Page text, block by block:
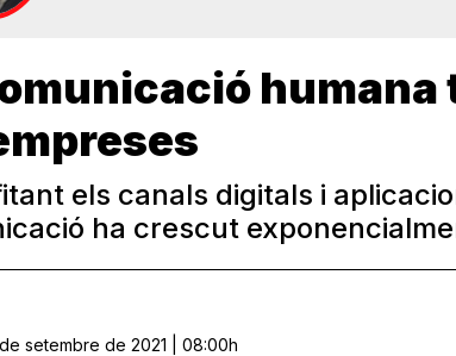
els canals digitals i
ha crescut
de setembre de 2021 | 08:00h